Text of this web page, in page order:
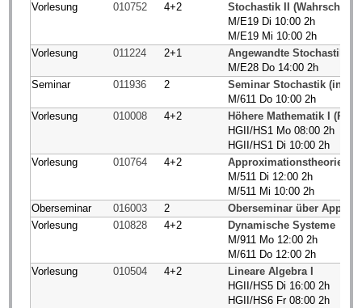
Vorlesung 010752 4+2
Stochastik II
M/E19 Di 10:00 2h
M/E19 Mi 10:00 2h
Vorlesung
011224 2+1
Angewandte Stochastik
M/E28 Do 14:00 2h
Seminar
011936 2
Seminar Stochastik (incl.
M/611 Do 10:00 2h
Vorlesung
010008 4+2
Höhere Mathematik I (P/
HGII/HS1 Mo 08:00 2h
HGII/HS1 Di 10:00 2h
Vorlesung
010764 4+2
Approximationstheorie
M/511 Di 12:00 2h
M/511 Mi 10:00 2h
Oberseminar
016003 2
Oberseminar über
Vorlesung
010828 4+2
Dynamische Systeme
M/911 Mo 12:00 2h
M/611 Do 12:00 2h
Vorlesung
010504 4+2
Lineare Algebra I
HGII/HS5 Di 16:00 2h
HGII/HS6 Fr 08:00 2h